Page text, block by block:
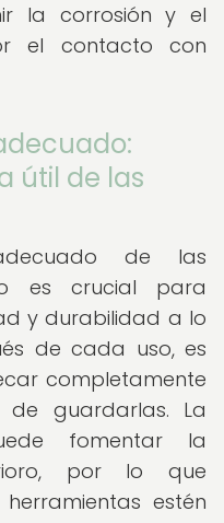
la corrosión y el
el contacto con
útil de las
de las
es crucial para
y durabilidad a lo
de cada uso, es
completamente
de guardarlas. La
fomentar la
por lo que
estén